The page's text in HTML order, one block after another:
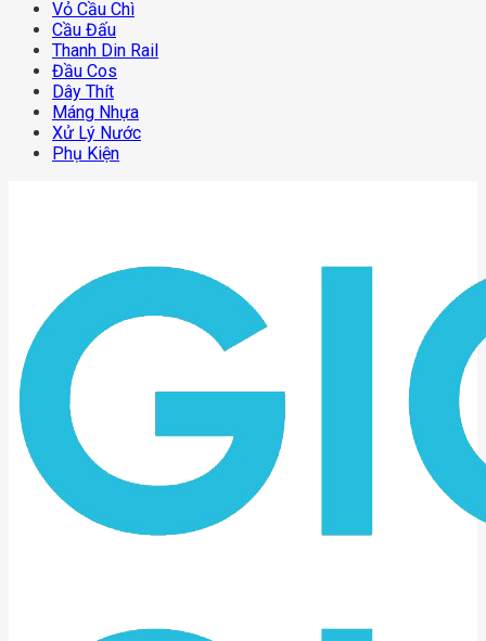
Vỏ Cầu Chì
Cầu Đấu
Thanh Din Rail
Đầu Cos
Dây Thít
Máng Nhựa
Xử Lý Nước
Phụ Kiện